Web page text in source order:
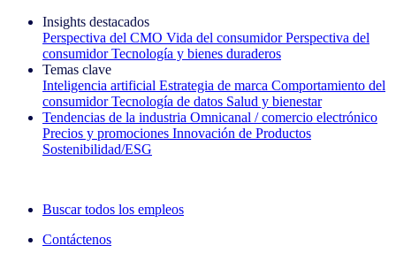
Insights destacados
Perspectiva del CMO Vida del consumidor Perspectiva del
consumidor Tecnología y bienes duraderos
Temas clave
Inteligencia artificial Estrategia de marca Comportamiento del
consumidor Tecnología de datos Salud y bienestar
Tendencias de la industria Omnicanal / comercio electrónico
Precios y promociones Innovación de Productos
Sostenibilidad/ESG
Buscar todos los empleos
Contáctenos